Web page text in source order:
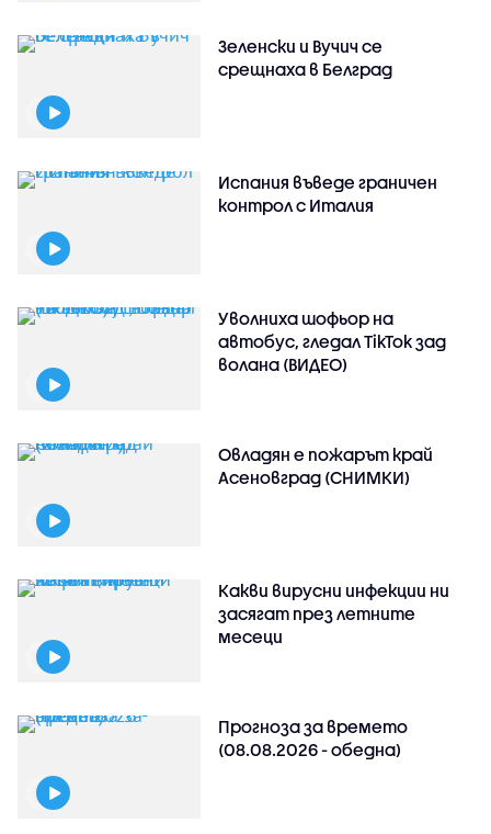
Зеленски и Вучич се
срещнаха в Белград
Испания въведе граничен
контрол с Италия
Уволниха шофьор на
автобус, гледал TikTok зад
волана (ВИДЕО)
Овладян е пожарът край
Асеновград (СНИМКИ)
Какви вирусни инфекции ни
засягат през летните
месеци
Прогноза за времето
(08.08.2026 - обедна)